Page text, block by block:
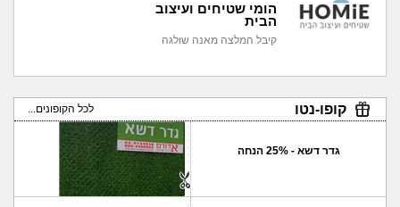
הומי שטיחים ועיצוב
הבית
קיבל המלצה מאנה שולגה
קופו-נטו לכל הקופונים...
גדר דשא - 25% הנחה